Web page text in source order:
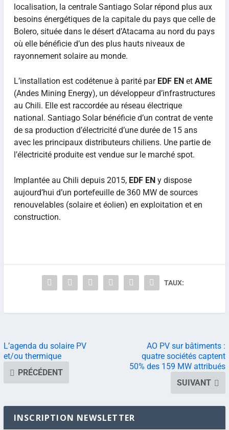
localisation, la centrale Santiago Solar répond plus aux
besoins énergétiques de la capitale du pays que celle de
Bolero, située dans le désert d’Atacama au nord du pays
où elle bénéficie d’un des plus hauts niveaux de
rayonnement solaire au monde.
L’installation est codétenue à parité par EDF EN et AME
(Andes Mining Energy), un développeur d’infrastructures
au Chili. Elle est raccordée au réseau électrique
national. Santiago Solar bénéficie d’un contrat de vente
de sa production d’électricité d’une durée de 15 ans
avec les principaux distributeurs chiliens. Une partie de
l’électricité produite est vendue sur le marché spot.
Implantée au Chili depuis 2015, EDF ENy dispose
aujourd’hui d’un portefeuille de 360 MW de sources
renouvelables (solaire et éolien) en exploitation et en
construction.
TAUX:
L’agenda du solaire PV
et/ou thermique
PRÉCÉDENT
AO PV sur bâtiments :
quatre sociétés captent
50% des 159 MW attribués
SUIVANT
INSCRIPTION NEWSLETTER